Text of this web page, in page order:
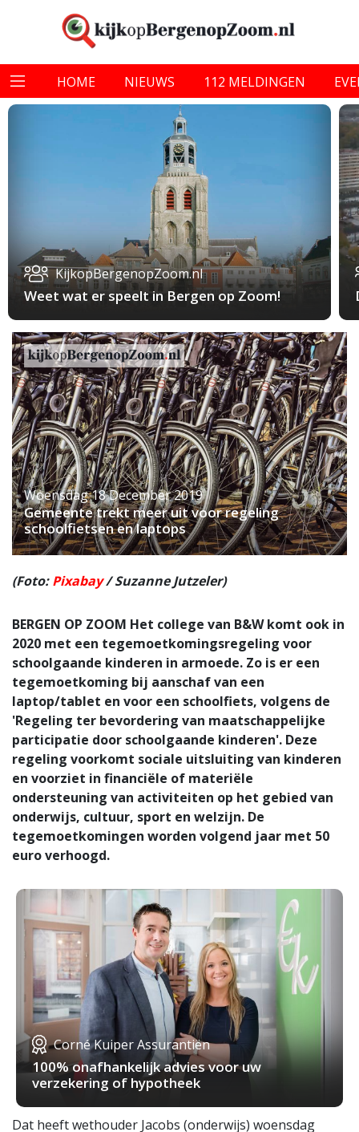
HOME NIEUWS 112 MELDINGEN
KijkopBergenopZoom.nl
Weet wat er speelt in Bergen op Zoom!
Woensdag 18 December 2019
Gemeente trekt meer uit voor regeling
schoolfietsen en laptops
(Foto:Pixabay/ Suzanne Jutzeler)
BERGEN OP ZOOM Het college van B&W komt ook in
2020 met een tegemoetkomingsregeling voor
schoolgaande kinderen in armoede. Zo is er een
tegemoetkoming bij aanschaf van een
laptop/tablet en voor een schoolfiets, volgens de
'Regeling ter bevordering van maatschappelijke
participatie door schoolgaande kinderen'. Deze
regeling voorkomt sociale uitsluiting van kinderen
en voorziet in financiële of materiële
ondersteuning van activiteiten op het gebied van
onderwijs, cultuur, sport en welzijn. De
tegemoetkomingen worden volgend jaar met 50
euro verhoogd.
Corné Kuiper Assurantiën
100% onafhankelijk advies voor uw
verzekering of hypotheek
Dat heeft wethouder Jacobs (onderwijs) woensdag